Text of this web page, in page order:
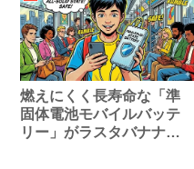
燃えにくく長寿命な「準
固体電池モバイルバッテ
リー」がラスタバナナか